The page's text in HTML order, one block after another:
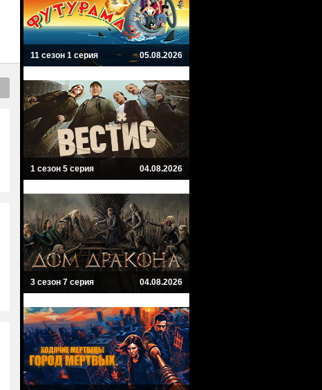
11 сезон 1 серия 05.08.2026
1 сезон 5 серия 04.08.2026
3 сезон 7 серия 04.08.2026